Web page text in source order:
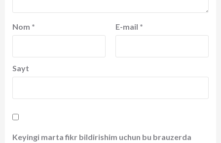
Nom * E-mail *
Sayt
Keyingi marta fikr bildirishim uchun bu brauzerda